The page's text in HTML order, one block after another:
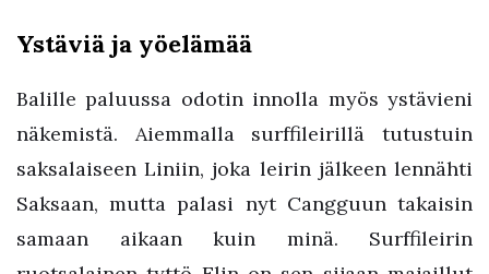
Ystäviä ja yöelämää
Balille paluussa odotin innolla myös ystävieni
näkemistä. Aiemmalla surffileirillä tutustuin
saksalaiseen Liniin, joka leirin jälkeen lennähti
Saksaan, mutta palasi nyt Cangguun takaisin
samaan aikaan kuin minä. Surffileirin